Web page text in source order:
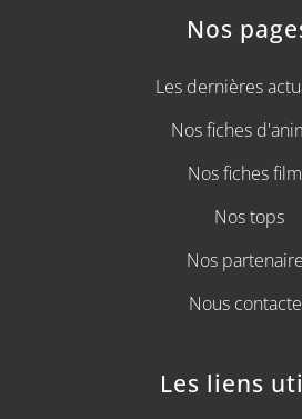
Nos
Les dernières
Nos fiches
Nos fiches
Nos tops
Nos
Nous
Les liens